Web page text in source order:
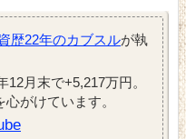
歴22年のカブスルが執
月末で+5,217万円。
がけています。